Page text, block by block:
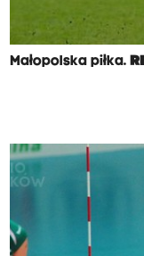
Małopolska piłka.